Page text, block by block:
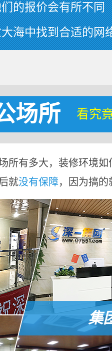
的报价会有所不同
海中找到合适的网
场所 看究
所有多大，装修环境
就没有保障，因为搞
集